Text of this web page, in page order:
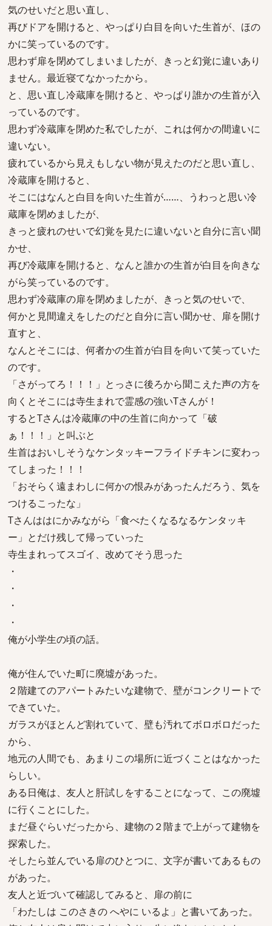
気のせいだと思い直し、
再びドアを開けると、やっぱり白目を向いた生首が、ほの
かに笑っているのです。
思わず扉を閉めてしまいましたが、きっと幻覚に違いあり
ません。最近寝てなかったから。
と、思い直し冷蔵庫を開けると、やっぱり誰かの生首が入
っているのです。
思わず冷蔵庫を閉めた私でしたが、これは何かの間違いに
違いない。
疲れているから見えもしない物が見えたのだと思い直し、
冷蔵庫を開けると、
そこにはなんと白目を向いた生首が……、うわっと思い冷
蔵庫を閉めましたが、
きっと疲れのせいで幻覚を見たに違いないと自分に言い聞
かせ、
再び冷蔵庫を開けると、なんと誰かの生首が白目を向きな
がら笑っているのです。
思わず冷蔵庫の扉を閉めましたが、きっと気のせいで、
何かと見間違えをしたのだと自分に言い聞かせ、扉を開け
直すと、
なんとそこには、何者かの生首が白目を向いて笑っていた
のです。
「さがってろ！！！」とっさに後ろから聞こえた声の方を
向くとそこには寺生まれで霊感の強いTさんが！
するとTさんは冷蔵庫の中の生首に向かって「破
ぁ！！！」と叫ぶと
生首はおいしそうなケンタッキーフライドチキンに変わっ
てしまった！！！
「おそらく遠まわしに何かの恨みがあったんだろう、気を
つけるこったな」
Tさんははにかみながら「食べたくなるなるケンタッキ
ー」とだけ残して帰っていった
寺生まれってスゴイ、改めてそう思った
・
・
・
・
俺が小学生の頃の話。
俺が住んでいた町に廃墟があった。
２階建てのアパートみたいな建物で、壁がコンクリートで
できていた。
ガラスがほとんど割れていて、壁も汚れてボロボロだった
から、
地元の人間でも、あまりこの場所に近づくことはなかった
らしい。
ある日俺は、友人と肝試しをすることになって、この廃墟
に行くことにした。
まだ昼ぐらいだったから、建物の２階まで上がって建物を
探索した。
そしたら並んでいる扉のひとつに、文字が書いてあるもの
があった。
友人と近づいて確認してみると、扉の前に
「わたしは このさきの へやに いるよ」と書いてあった。